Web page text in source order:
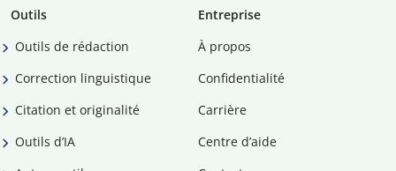
Outils
Outils de rédaction
Correction linguistique
Citation et originalité
Outils d’IA
Entreprise
À propos
Confidentialité
Carrière
Centre d’aide